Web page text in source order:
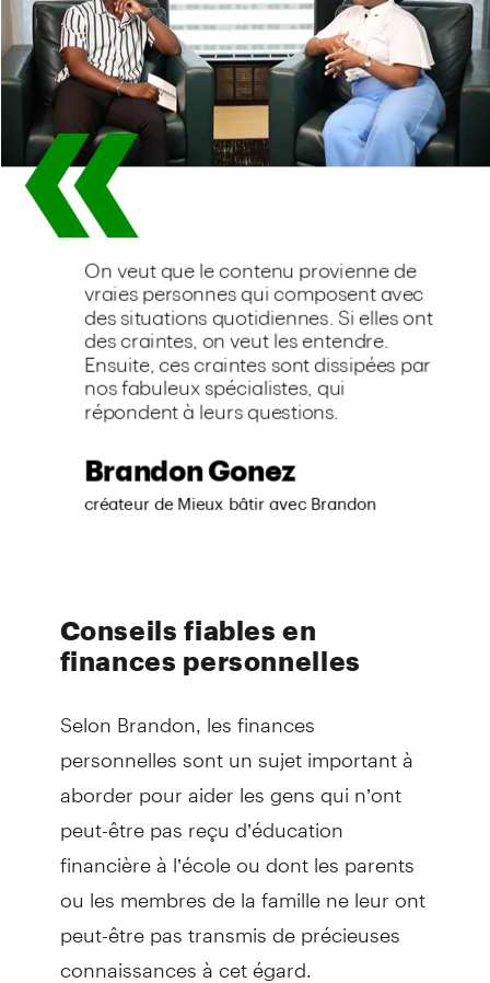
Conseils fiables en
finances personnelles
Selon Brandon, les finances
personnelles sont un sujet important à
aborder pour aider les gens qui n’ont
peut-être pas reçu d’éducation
financière à l’école ou dont les parents
ou les membres de la famille ne leur ont
peut-être pas transmis de précieuses
connaissances à cet égard.